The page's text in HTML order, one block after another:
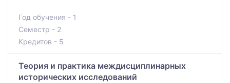
Год обучения - 1
Семестр - 2
Кредитов - 5
Теория и практика междисциплинарных
исторических исследований